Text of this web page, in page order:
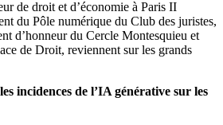
de droit et d’économie à Paris II
du Pôle numérique du Club des juristes,
d’honneur du Cercle Montesquieu et
de Droit, reviennent sur les grands
incidences de l’IA générative sur les